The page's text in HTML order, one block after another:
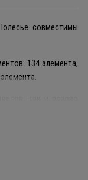
совместимы
134 элемента,